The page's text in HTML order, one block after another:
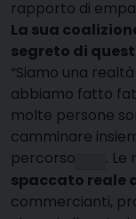
rapporto di
La sua
segreto di
“Siamo una
abbiamo fatto
molte persone
camminare
percorso
.
spaccato reale
commercianti,